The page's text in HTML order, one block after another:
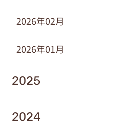
2026年02月
2026年01月
2025
2024